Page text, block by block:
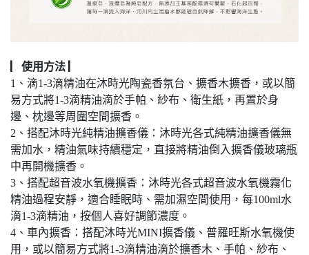
▏使用方法 ▏
1、滴1-3滴精油在沐時光陶瓷香氛台、擴香木擴香，或以簡
易方式將1-3滴精油滴於手帕、紗布、衛生紙，再置於身
邊、枕邊等周圍空間擴香。
2、搭配沐時光純精油擴香儀：沐時光各式純精油擴香儀無
需加水，精油氣味持續穩定，直接將精油倒入擴香儀玻璃瓶
中再開機擴香。
3、搭配超音波水氧機擴香：沐時光各式超音波水氧機霧化
精油過程安靜，適合睡眠時、需加濕空間使用，每100ml水
滴1-3滴精油，按個人喜好調節濃度。
4、車內擴香：搭配沐時光MINI擴香儀、普羅旺斯水氧機使
用，或以簡易方式將1-3滴精油滴於擴香木、手帕、紗布、